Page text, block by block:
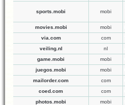
sports.mobi mobi
movies.mobi mobi
via.com
com
veiling.nl
nl
game.mobi
mobi
juegos.mobi
mobi
mailorder.com
com
coed.com
com
photos.mobi
mobi